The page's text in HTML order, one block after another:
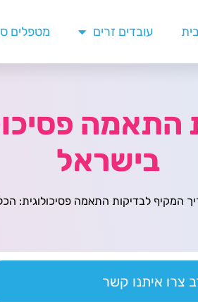
עובדים זרים מטפלים
בישראל
המקיף לבדיקות התאמה פסיכולוגית:
צרו איתנו קשר